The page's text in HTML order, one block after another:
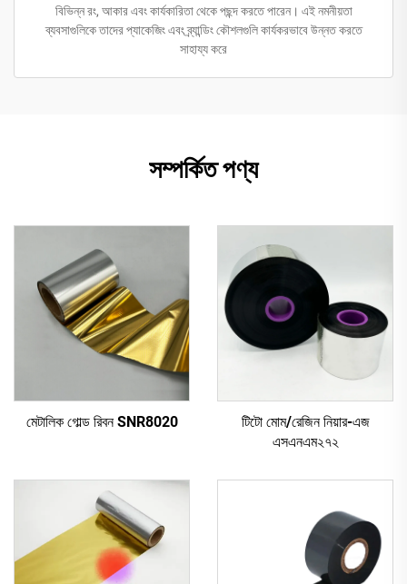
বিভিন্ন রং, আকার এবং কার্যকারিতা থেকে পছন্দ করতে পারেন। এই নমনীয়তা
ব্যবসাগুলিকে তাদের প্যাকেজিং এবং ব্র্যান্ডিং কৌশলগুলি কার্যকরভাবে উন্নত করতে
সাহায্য করে
সম্পর্কিত পণ্য
মেটালিক গোল্ড রিবন SNR8020
টিটো মোম/রেজিন নিয়ার-এজ
এসএনএম২৭২